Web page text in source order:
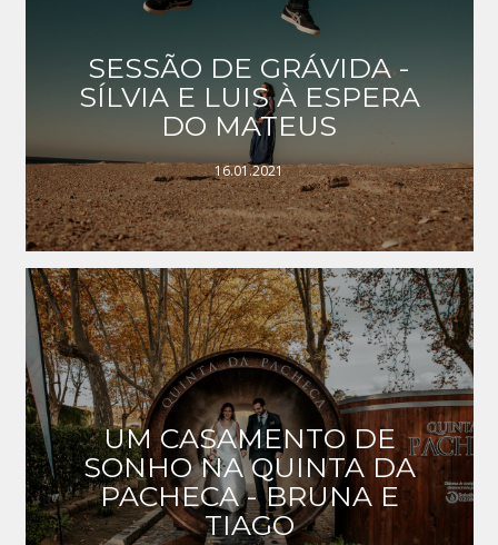
SESSÃO DE GRÁVIDA -
SÍLVIA E LUIS À ESPERA
DO MATEUS
16.01.2021
UM CASAMENTO DE
SONHO NA QUINTA DA
PACHECA - BRUNA E
TIAGO